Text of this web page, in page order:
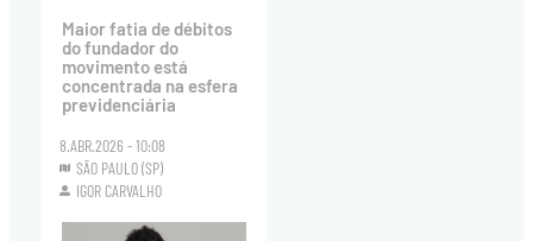
Maior fatia de débitos
do fundador do
movimento está
concentrada na esfera
previdenciária
8.ABR.2026 - 10:08
SÃO PAULO (SP)
IGOR CARVALHO